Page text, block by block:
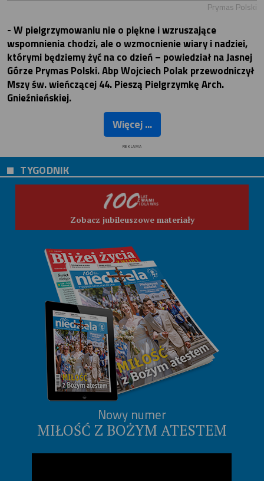
Prymas Polski
- W pielgrzymowaniu nie o piękne i wzruszające
wspomnienia chodzi, ale o wzmocnienie wiary i nadziei,
którymi będziemy żyć na co dzień – powiedział na Jasnej
Górze Prymas Polski. Abp Wojciech Polak przewodniczył
Mszy św. wieńczącej 44. Pieszą Pielgrzymkę Arch.
Gnieźnieńskiej.
Więcej ...
REKLAMA
TYGODNIK
Zobacz jubileuszowe materiały
Nowy numer
MIŁOŚĆ Z BOŻYM ATESTEM